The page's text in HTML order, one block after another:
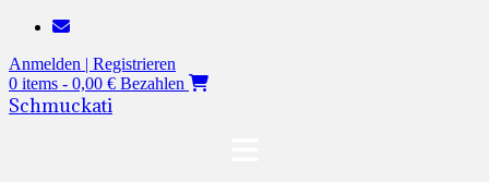
Zum
springen
Anmelden | Registrieren
0 items - 0,00 € Bezahlen
Schmuckati